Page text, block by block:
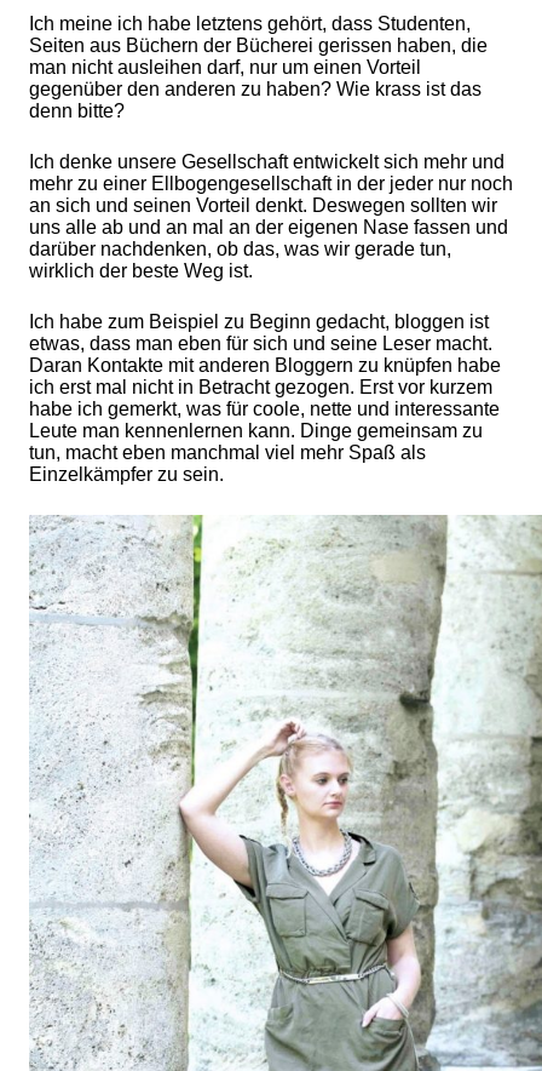
Ich meine ich habe letztens gehört, dass Studenten,
Seiten aus Büchern der Bücherei gerissen haben, die
man nicht ausleihen darf, nur um einen Vorteil
gegenüber den anderen zu haben? Wie krass ist das
denn bitte?
Ich denke unsere Gesellschaft entwickelt sich mehr und
mehr zu einer Ellbogengesellschaft in der jeder nur noch
an sich und seinen Vorteil denkt. Deswegen sollten wir
uns alle ab und an mal an der eigenen Nase fassen und
darüber nachdenken, ob das, was wir gerade tun,
wirklich der beste Weg ist.
Ich habe zum Beispiel zu Beginn gedacht, bloggen ist
etwas, dass man eben für sich und seine Leser macht.
Daran Kontakte mit anderen Bloggern zu knüpfen habe
ich erst mal nicht in Betracht gezogen. Erst vor kurzem
habe ich gemerkt, was für coole, nette und interessante
Leute man kennenlernen kann. Dinge gemeinsam zu
tun, macht eben manchmal viel mehr Spaß als
Einzelkämpfer zu sein.